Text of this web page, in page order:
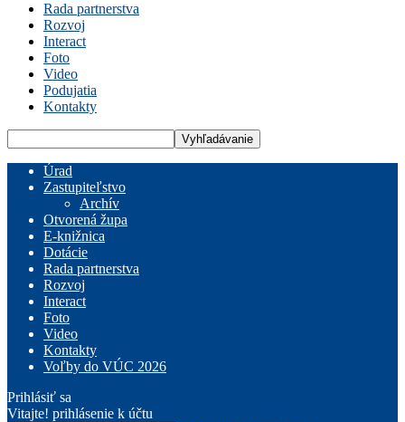
Rada partnerstva
Rozvoj
Interact
Foto
Video
Podujatia
Kontakty
Úrad
Zastupiteľstvo
Archív
Otvorená župa
E-knižnica
Dotácie
Rada partnerstva
Rozvoj
Interact
Foto
Video
Kontakty
Voľby do VÚC 2026
Prihlásiť sa
Vitajte! prihlásenie k účtu